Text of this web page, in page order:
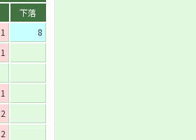
下落
1
8
1
1
2
2